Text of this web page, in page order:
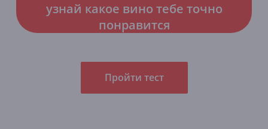
узнай какое вино тебе точно
понравится
Пройти тест